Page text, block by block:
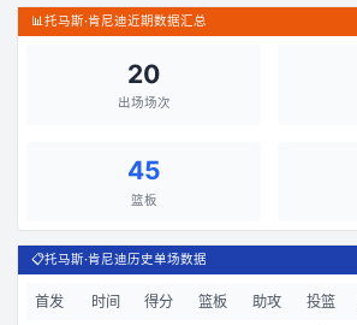
📊托马斯·肯尼迪近期数据汇总
20
出场场次
45
篮板
📋托马斯·肯尼迪历史单场数据
首发 时间 得分 篮板 助攻 投篮